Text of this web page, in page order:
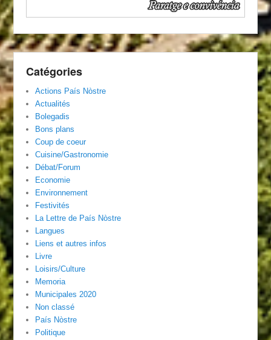
Catégories
Actions País Nòstre
Actualités
Bolegadis
Bons plans
Coup de coeur
Cuisine/Gastronomie
Débat/Forum
Economie
Environnement
Festivités
La Lettre de País Nòstre
Langues
Liens et autres infos
Livre
Loisirs/Culture
Memoria
Municipales 2020
Non classé
País Nòstre
Politique